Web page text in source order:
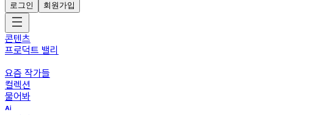
로그인
회원가입
콘텐츠
프로덕트 밸리
요즘 작가들
컬렉션
물어봐